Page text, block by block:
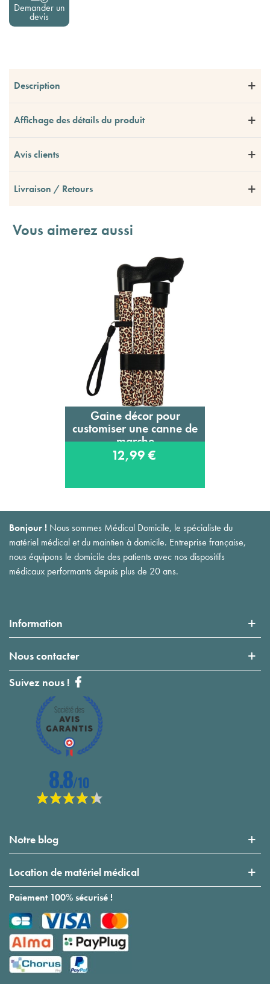
Demander un
devis
Description
Affichage des détails du produit
Avis clients
Livraison / Retours
Vous aimerez aussi
Gaine décor pour
customiser une canne de
marche
12,99 €
Bonjour ! Nous sommes Médical Domicile, le spécialiste du
matériel médical et du maintien à domicile. Entreprise française,
nous équipons le domicile des patients avec nos dispositifs
médicaux performants depuis plus de 20 ans.
Information
Nous contacter
Suivez nous !
Notre blog
Location de matériel médical
Paiement 100% sécurisé !